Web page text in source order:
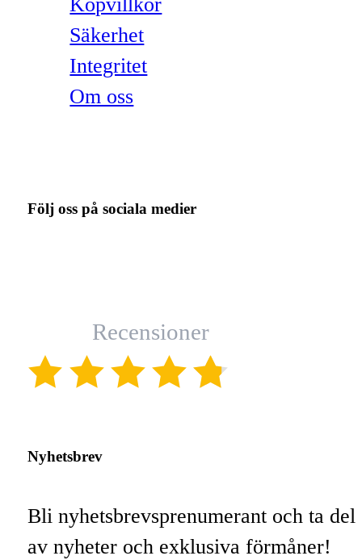
Säkerhet
Integritet
Om oss
Följ oss på sociala medier
Recensioner
Nyhetsbrev
Bli nyhetsbrevsprenumerant och ta del
av nyheter och exklusiva förmåner!